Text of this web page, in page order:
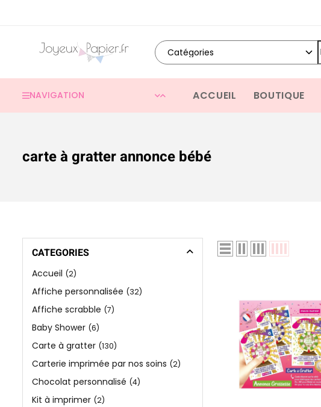
NAVIGATION ACCUEIL BOUTIQUE
carte à gratter annonce bébé
CATEGORIES
Accueil (2)
Affiche personnalisée (32)
Affiche scrabble (7)
Baby Shower (6)
Carte à gratter (130)
Carterie imprimée par nos soins (2)
Chocolat personnalisé (4)
Kit à imprimer (2)